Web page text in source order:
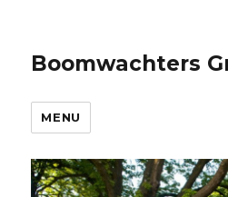
Boomwachters
MENU